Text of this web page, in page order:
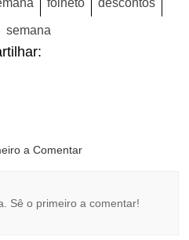
folheto descontos
semana
a Comentar
Sê o primeiro a comentar!